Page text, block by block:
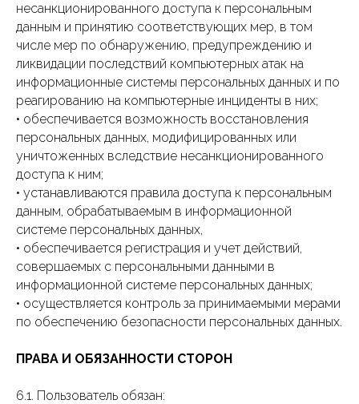
несанкционированного доступа к персональным
данным и принятию соответствующих мер, в том
числе мер по обнаружению, предупреждению и
ликвидации последствий компьютерных атак на
информационные системы персональных данных и по
реагированию на компьютерные инциденты в них;
• обеспечивается возможность восстановления
персональных данных, модифицированных или
уничтоженных вследствие несанкционированного
доступа к ним;
• устанавливаются правила доступа к персональным
данным, обрабатываемым в информационной
системе персональных данных,
• обеспечивается регистрация и учет действий,
совершаемых с персональными данными в
информационной системе персональных данных;
• осуществляется контроль за принимаемыми мерами
по обеспечению безопасности персональных данных.
ПРАВА И ОБЯЗАННОСТИ СТОРОН
6.1. Пользователь обязан: